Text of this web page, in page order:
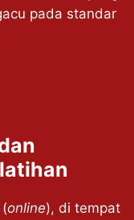
pada standar
online), di tempat